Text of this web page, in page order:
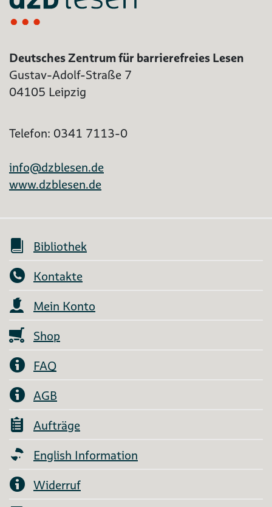
Deutsches Zentrum für barrierefreies Lesen
Gustav-Adolf-Straße 7
04105 Leipzig
Telefon: 0341 7113-0
info@dzblesen.de
www.dzblesen.de
Bibliothek
Kontakte
Mein Konto
Shop
FAQ
AGB
Aufträge
English Information
Widerruf